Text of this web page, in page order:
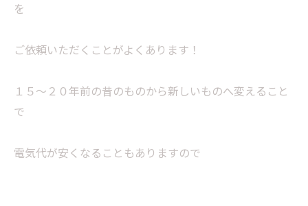
を
ご依頼いただくことがよくあります！
１５～２０年前の昔のものから新しいものへ変えること
で
電気代が安くなることもありますので